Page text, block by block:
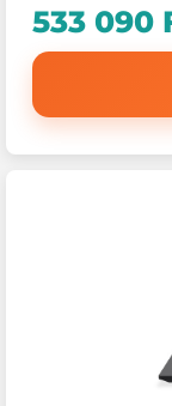
533 090